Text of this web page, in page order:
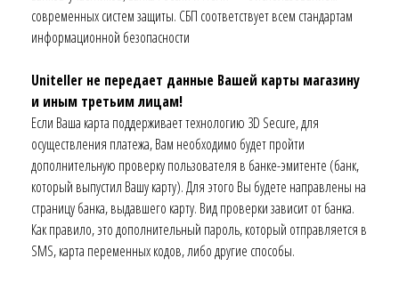
современных систем защиты. СБП соответствует всем стандартам
информационной безопасности
Uniteller не передает данные Вашей карты магазину
и иным третьим лицам!
Если Ваша карта поддерживает технологию 3D Secure, для
осуществления платежа, Вам необходимо будет пройти
дополнительную проверку пользователя в банке-эмитенте (банк,
который выпустил Вашу карту). Для этого Вы будете направлены на
страницу банка, выдавшего карту. Вид проверки зависит от банка.
Как правило, это дополнительный пароль, который отправляется в
SMS, карта переменных кодов, либо другие способы.